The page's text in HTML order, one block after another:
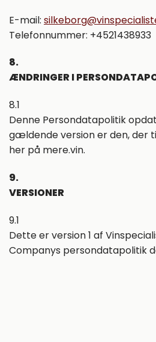
E-mail:
Telefonnummer: +4521438933
8.
ÆNDRINGER I
8.1
Denne Persondatapolitik
gældende version er den, der
her på mere.vin.
9.
VERSIONER
9.1
Dette er version 1 af
Companys persondatapolitik